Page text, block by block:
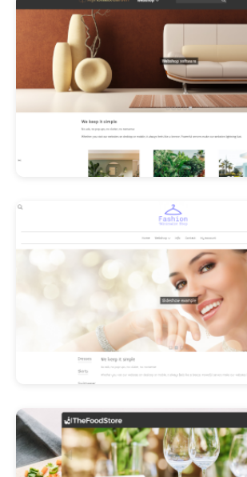
E-Boutique
Les Promos!
Polishangel Belgium